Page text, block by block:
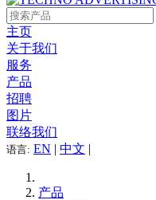
主页
关于我们
服务
产品
招聘
图片
联络我们
语言: EN | 中文 |
产品